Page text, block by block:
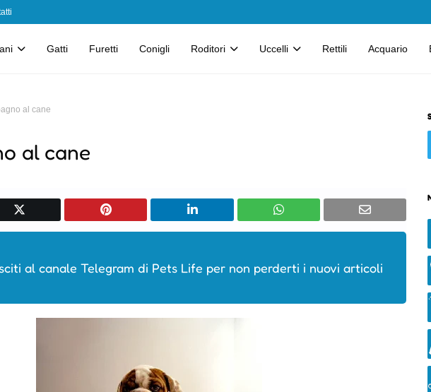
Gatti Furetti Conigli Roditori Uccelli Rettili Acquario
al cane
al cane
al canale Telegram di Pets Life per non perderti i nuovi articoli